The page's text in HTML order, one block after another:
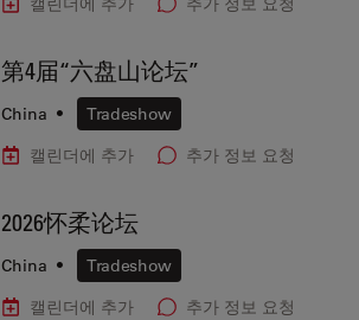
第4届“六盘山论坛”
China •
Tradeshow
캘린더에 추가
추가 정보 요청
2026怀柔论坛
China •
Tradeshow
캘린더에 추가
추가 정보 요청